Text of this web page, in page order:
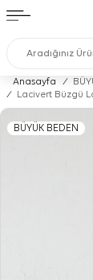
Anasayfa /
/
Lacivert Büzgü
BÜYÜK BEDEN